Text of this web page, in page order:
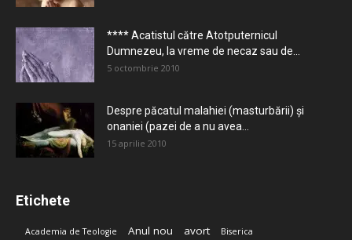
**** Acatistul către Atotputernicul
Dumnezeu, la vreme de necaz sau de...
5 octombrie 2010
Despre păcatul malahiei (masturbării) şi
onaniei (pazei de a nu avea...
15 aprilie 2010
Etichete
Academia de Teologie Anul nou avort Biserica